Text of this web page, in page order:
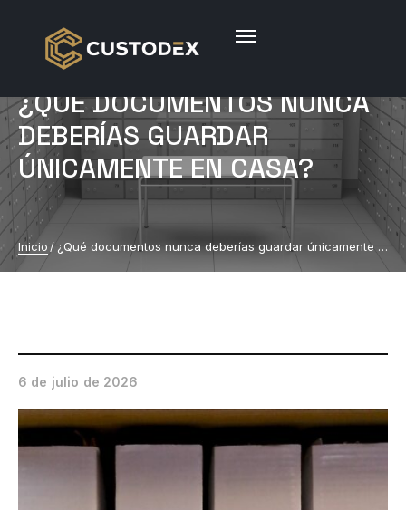
¿QUÉ DOCUMENTOS NUNCA
DEBERÍAS GUARDAR
ÚNICAMENTE EN CASA?
Inicio / ¿Qué documentos nunca deberías guardar únicamente en casa?
6 de julio de 2026